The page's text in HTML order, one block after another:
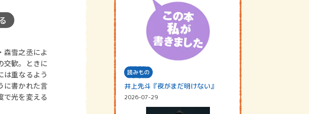
雪之丞によ
交歓。ときに
は重なるよう
に書かれた言
で光を変える
読みもの
井上先斗『夜がまだ明けない』
2026-07-29